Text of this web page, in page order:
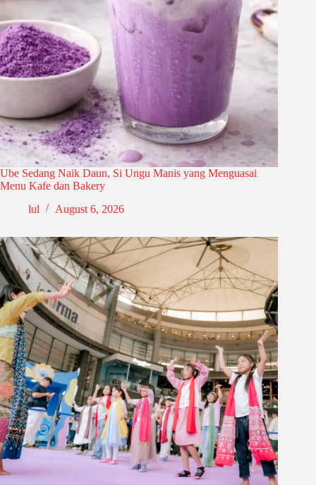
Ube Sedang Naik Daun, Si Ungu Manis yang Menguasai
Menu Kafe dan Bakery
lul
August 6, 2026